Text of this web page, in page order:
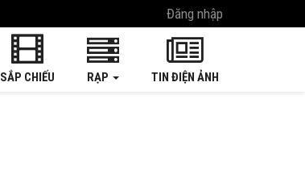
Đăng nhập
SẮP CHIẾU RẠP TIN ĐIỆN ẢNH